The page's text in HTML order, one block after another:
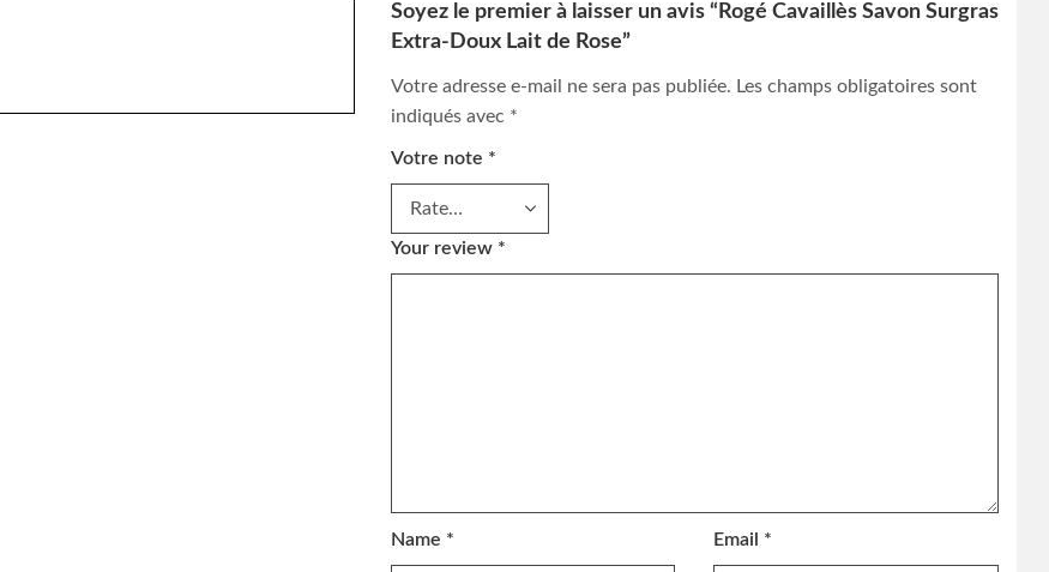
Soyez le premier à laisser un avis “Rogé Cavaillès Savon Surgras
Extra-Doux Lait de Rose”
Votre adresse e-mail ne sera pas publiée. Les champs obligatoires sont
indiqués avec *
Votre note *
Your review *
Name * Email *